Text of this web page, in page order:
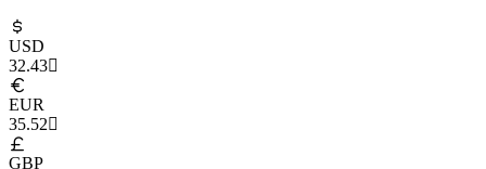
USD
32.43
EUR
35.52
GBP